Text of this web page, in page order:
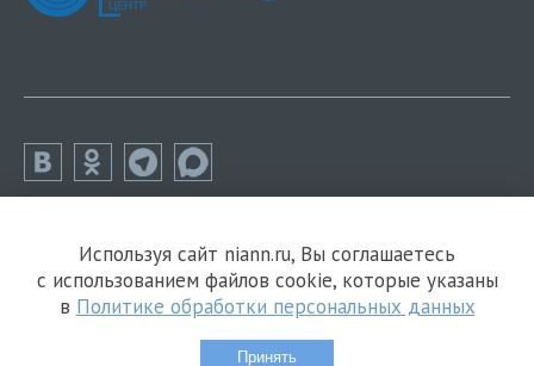
Используя сайт niann.ru, Вы соглашаетесь
с использованием файлов cookie, которые указаны
в Политике обработки персональных данных
Принять